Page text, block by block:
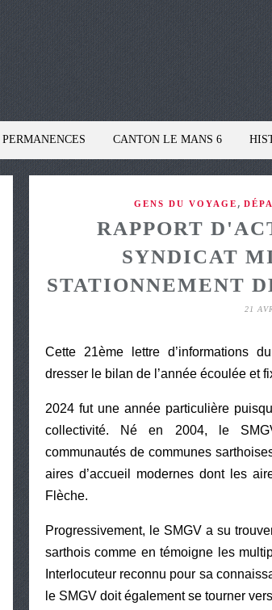
PERMANENCES CANTON LE MANS 6
GENS DU VOYAGE ,
RAPPORT
SYNDICAT
STATIONNEMENT
21
Cette 21ème lettre d’informations
dresser le bilan de l’année écoulée et
2024 fut une année particulière
collectivité. Né en 2004, le
communautés de communes
aires d’accueil modernes dont les
Flèche.
Progressivement, le SMGV a su
sarthois comme en témoigne les
Interlocuteur reconnu pour sa
le SMGV doit également se tourner